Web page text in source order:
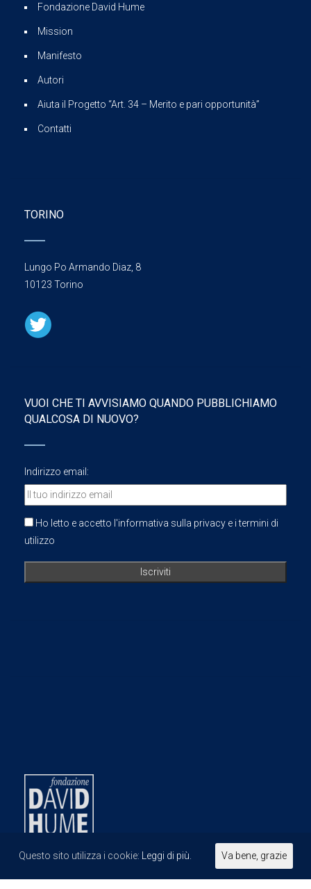
Fondazione David Hume
Mission
Manifesto
Autori
Aiuta il Progetto “Art. 34 – Merito e pari opportunità”
Contatti
TORINO
Lungo Po Armando Diaz, 8
10123 Torino
VUOI CHE TI AVVISIAMO QUANDO PUBBLICHIAMO
QUALCOSA DI NUOVO?
Indirizzo email:
Ho letto e accetto l'informativa sulla privacy e i termini di
utilizzo
Questo sito utilizza i cookie: Leggi di più. Va bene, grazie